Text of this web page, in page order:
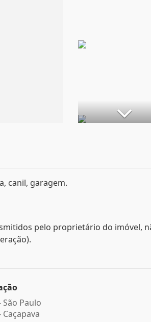
canil, garagem.
pelo proprietário do imóvel,
São Paulo
Caçapava